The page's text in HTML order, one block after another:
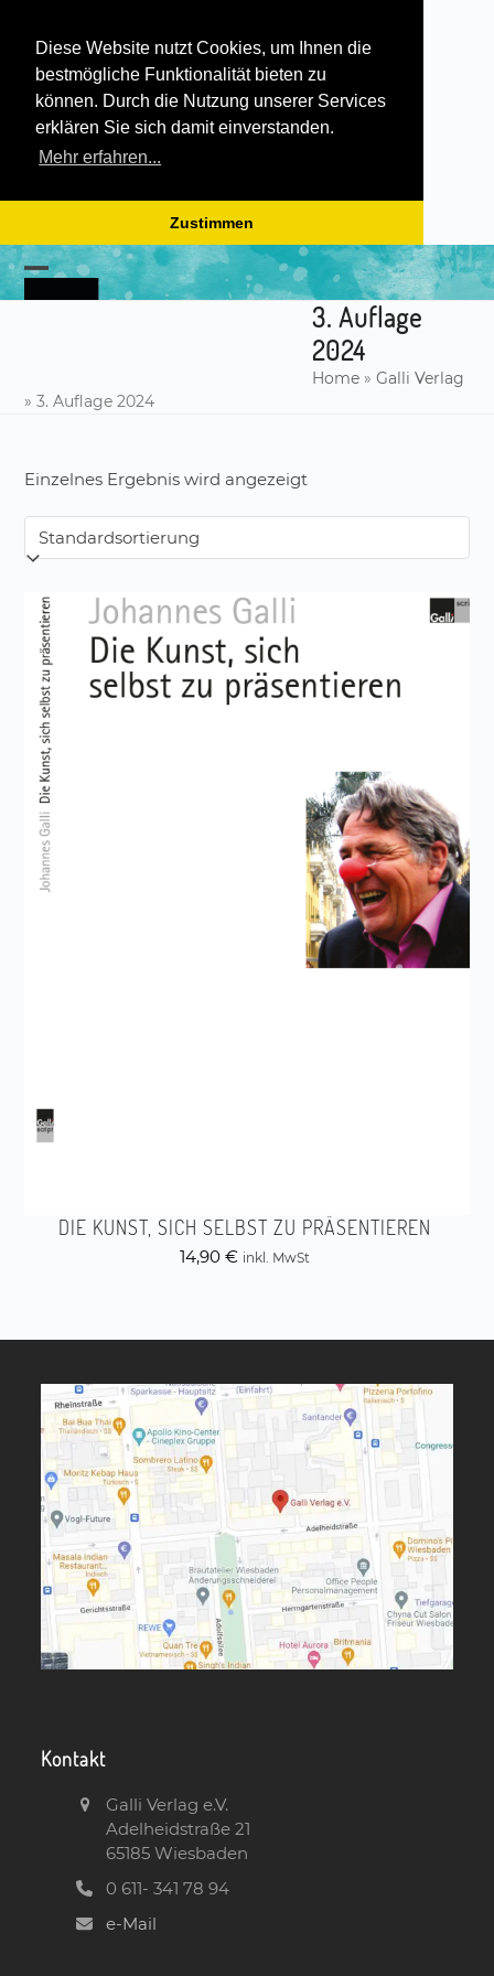
Diese Website nutzt Cookies, um Ihnen die
bestmögliche Funktionalität bieten zu
können. Durch die Nutzung unserer Services
erklären Sie sich damit einverstanden.
Mehr erfahren...
Zustimmen
Skip
to
content
Open
Close
3. Auflage
2024
Home» Galli Verlag
»3. Auflage 2024
Einzelnes Ergebnis wird angezeigt
DIE KUNST, SICH SELBST ZU PRÄSENTIEREN
14,90 € inkl. MwSt
Kontakt
Galli Verlag e.V.
Adelheidstraße 21
65185 Wiesbaden
0 611- 341 78 94
e-Mail